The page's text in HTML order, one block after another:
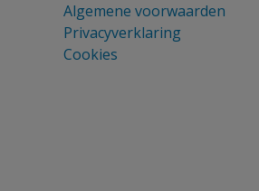
Algemene voorwaarden
Privacyverklaring
Cookies